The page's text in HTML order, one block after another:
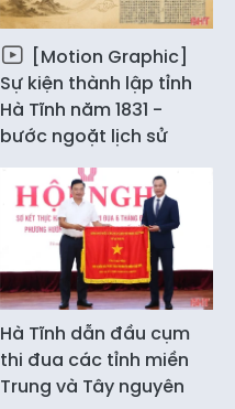
[Motion Graphic]
Sự kiện thành lập tỉnh
Hà Tĩnh năm 1831 -
bước ngoặt lịch sử
Hà Tĩnh dẫn đầu cụm
thi đua các tỉnh miền
Trung và Tây nguyên